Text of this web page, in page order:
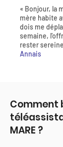
« Bonjour, la
mère habite
dois me
semaine,
rester
Annais
Comment
MARE ?